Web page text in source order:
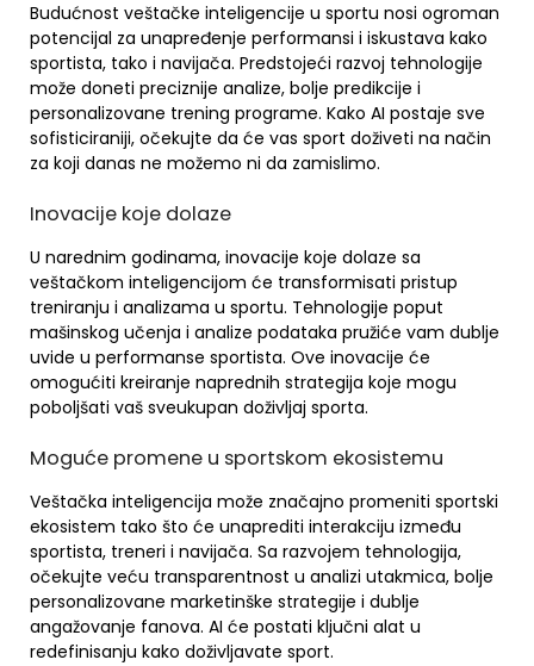
Budućnost veštačke inteligencije u sportu nosi ogroman
potencijal za unapređenje performansi i iskustava kako
sportista, tako i navijača. Predstojeći razvoj tehnologije
može doneti preciznije analize, bolje predikcije i
personalizovane trening programe. Kako AI postaje sve
sofisticiraniji, očekujte da će vas sport doživeti na način
za koji danas ne možemo ni da zamislimo.
Inovacije koje dolaze
U narednim godinama, inovacije koje dolaze sa
veštačkom inteligencijom će transformisati pristup
treniranju i analizama u sportu. Tehnologije poput
mašinskog učenja i analize podataka pružiće vam dublje
uvide u performanse sportista. Ove inovacije će
omogućiti kreiranje naprednih strategija koje mogu
poboljšati vaš sveukupan doživljaj sporta.
Moguće promene u sportskom ekosistemu
Veštačka inteligencija može značajno promeniti sportski
ekosistem tako što će unaprediti interakciju između
sportista, treneri i navijača. Sa razvojem tehnologija,
očekujte veću transparentnost u analizi utakmica, bolje
personalizovane marketinške strategije i dublje
angažovanje fanova. AI će postati ključni alat u
redefinisanju kako doživljavate sport.